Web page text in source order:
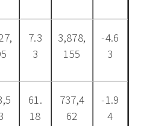
7.3
3
3,878,
155
-4.6
3
61.
18
737,4
62
-1.9
4